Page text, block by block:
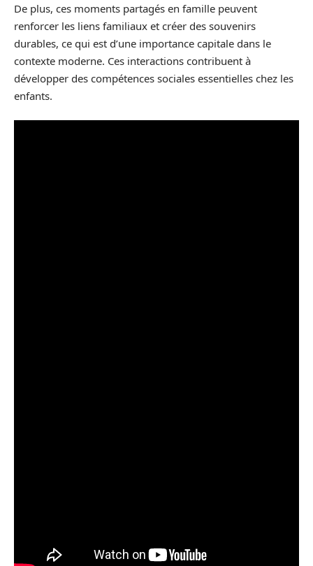
De plus, ces moments partagés en famille peuvent
renforcer les liens familiaux et créer des souvenirs
durables, ce qui est d’une importance capitale dans le
contexte moderne. Ces interactions contribuent à
développer des compétences sociales essentielles chez les
enfants.